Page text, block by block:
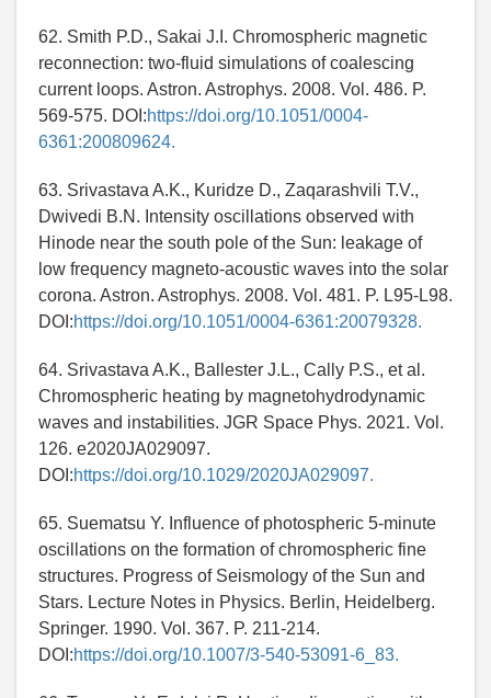
62. Smith P.D., Sakai J.I. Chromospheric magnetic
reconnection: two-fluid simulations of coalescing
current loops. Astron. Astrophys. 2008. Vol. 486. P.
569-575. DOI:https://doi.org/10.1051/0004-
6361:200809624.
63. Srivastava A.K., Kuridze D., Zaqarashvili T.V.,
Dwivedi B.N. Intensity oscillations observed with
Hinode near the south pole of the Sun: leakage of
low frequency magneto-acoustic waves into the solar
corona. Astron. Astrophys. 2008. Vol. 481. P. L95-L98.
DOI:https://doi.org/10.1051/0004-6361:20079328.
64. Srivastava A.K., Ballester J.L., Cally P.S., et al.
Chromospheric heating by magnetohydrodynamic
waves and instabilities. JGR Space Phys. 2021. Vol.
126. e2020JA029097.
DOI:https://doi.org/10.1029/2020JA029097.
65. Suematsu Y. Influence of photospheric 5-minute
oscillations on the formation of chromospheric fine
structures. Progress of Seismology of the Sun and
Stars. Lecture Notes in Physics. Berlin, Heidelberg.
Springer. 1990. Vol. 367. P. 211-214.
DOI:https://doi.org/10.1007/3-540-53091-6_83.